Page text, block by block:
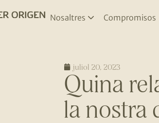
Nosaltres Compromisos
juliol 20, 2023
Quina
la nostra